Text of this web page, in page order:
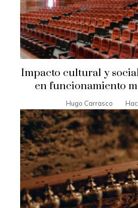
Impacto cultural y
en funcionamiento
Hugo Carrasco